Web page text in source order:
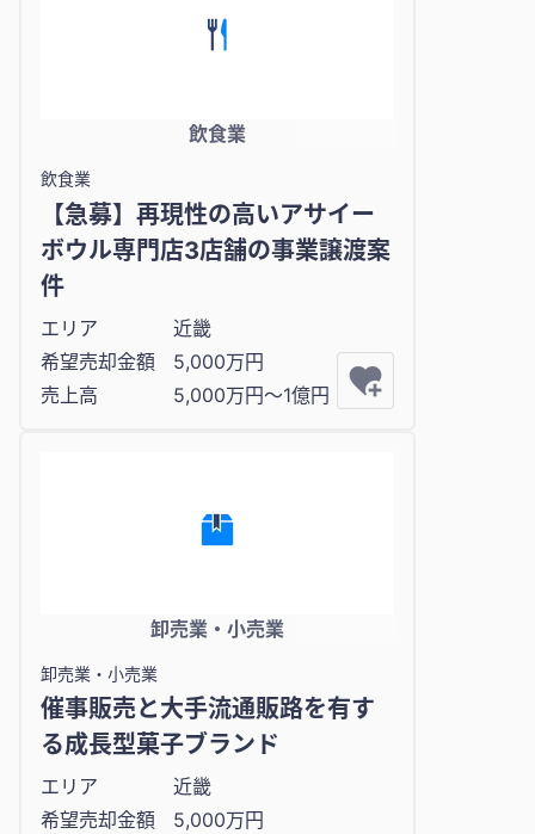
飲食業
飲食業
【急募】再現性の高いアサイー
ボウル専門店3店舗の事業譲渡案
件
エリア
近畿
希望売却金額
5,000万円
売上高
5,000万円〜1億円
卸売業・小売業
卸売業・小売業
催事販売と大手流通販路を有す
る成長型菓子ブランド
エリア
近畿
希望売却金額
5,000万円